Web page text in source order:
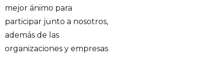
mejor ánimo para
participar junto a nosotros,
además de las
organizaciones y empresas